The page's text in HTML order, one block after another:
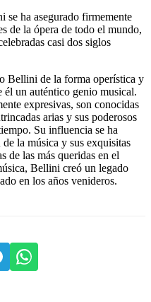
ha asegurado firmemente
de la ópera de todo el mundo,
casi dos siglos
Bellini de la forma operística y
él un auténtico genio musical.
expresivas, son conocidas
arias y sus poderosos
Su influencia se ha
la música y sus exquisitas
de las más queridas en el
Bellini creó un legado
en los años venideros.